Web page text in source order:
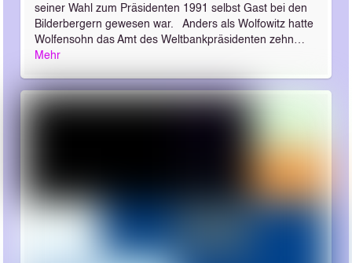
seiner Wahl zum Präsidenten 1991 selbst Gast bei den
Bilderbergern gewesen war. Anders als Wolfowitz hatte
Wolfensohn das Amt des Weltbankpräsidenten zehn…
Mehr